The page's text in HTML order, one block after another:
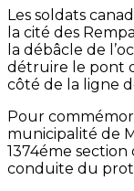
Les soldats
la cité des
la débâcle de
détruire le pont
côté de la ligne
Pour
municipalité de
1374éme
conduite du